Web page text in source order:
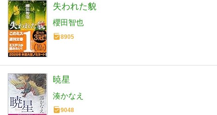
失われた貌
櫻田智也
8905
暁星
湊かなえ
9048